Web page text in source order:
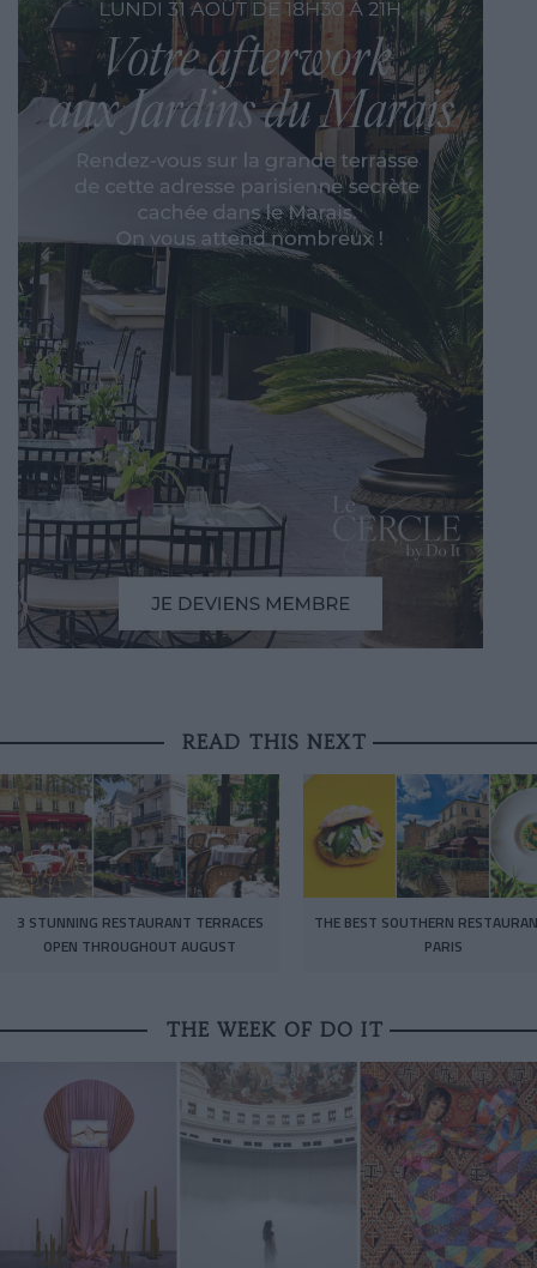
READ THIS NEXT
3 STUNNING RESTAURANT TERRACES
OPEN THROUGHOUT AUGUST
THE BEST SOUTHERN
PARIS
THE WEEK OF DO IT